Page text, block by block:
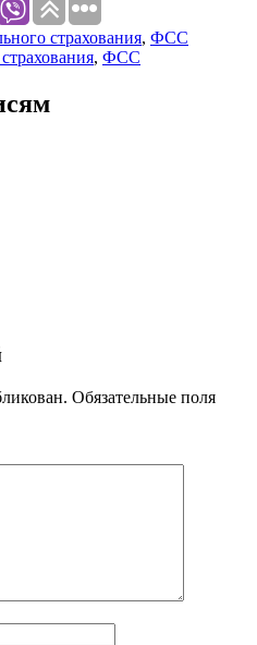
страхования, ФСС
, ФСС
Обязательные поля